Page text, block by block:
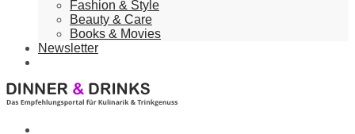
Fashion & Style
Beauty & Care
Books & Movies
Newsletter